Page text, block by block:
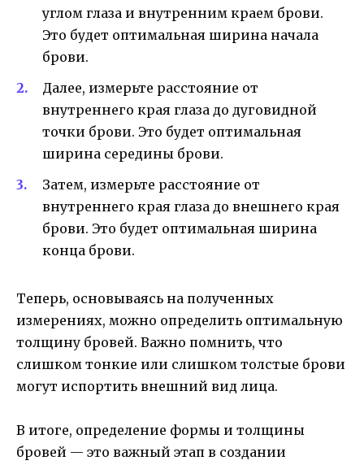
углом глаза и внутренним краем брови.
Это будет оптимальная ширина начала
брови.
Далее, измерьте расстояние от
внутреннего края глаза до дуговидной
точки брови. Это будет оптимальная
ширина середины брови.
Затем, измерьте расстояние от
внутреннего края глаза до внешнего края
брови. Это будет оптимальная ширина
конца брови.
Теперь, основываясь на полученных
измерениях, можно определить оптимальную
толщину бровей. Важно помнить, что
слишком тонкие или слишком толстые брови
могут испортить внешний вид лица.
В итоге, определение формы и толщины
бровей — это важный этап в создании